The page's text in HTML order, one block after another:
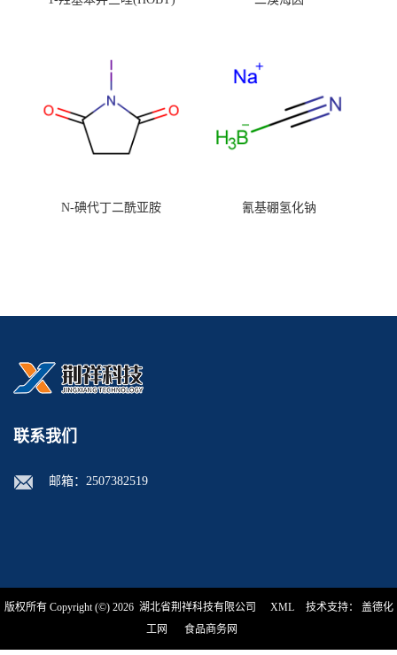
N-碘代丁二酰亚胺 氰基硼氢化钠
联系我们
邮箱： 2507382519
版权所有 Copyright (©) 2026 湖北省荆祥科技有限公司 XML 技术支持： 盖德化
工网
食品商务网